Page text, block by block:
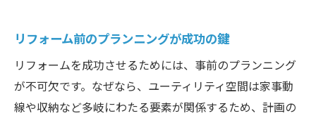
大阪府のリフォーム業者が選ばれる理由
地元密着型サービスのメリットとは
リフォームで叶う快適な生活動線
ユーティリティ空間リフォームの利点
リフォーム前のプランニングが成功の鍵
リフォームを成功させるためには、事前のプランニング
が不可欠です。なぜなら、ユーティリティ空間は家事動
線や収納など多岐にわたる要素が関係するため、計画の